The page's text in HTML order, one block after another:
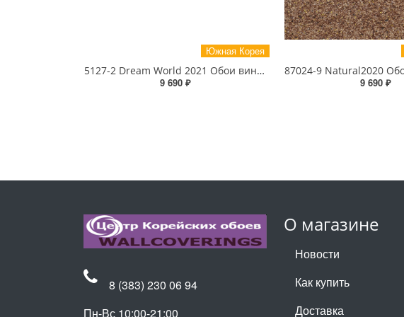
Южная Корея
5127-2 Dream World 2021 Обои виниловые на бумажной основе 1.06*15.6
9 690 ₽
9 690 ₽
О магазине
Новости
Как купить
Доставка
8 (383) 230 06 94
Пн-Вс 10:00-21:00